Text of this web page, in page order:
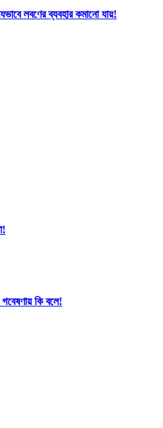
লবণের ব্যবহার কমানো যায়!
কি বলে!